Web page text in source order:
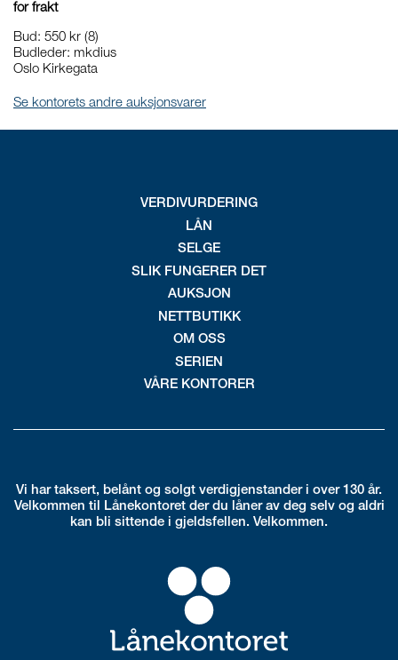
for frakt
Bud: 550 kr (8)
Budleder: mkdius
Oslo Kirkegata
Se kontorets andre auksjonsvarer
VERDIVURDERING
LÅN
SELGE
SLIK FUNGERER DET
AUKSJON
NETTBUTIKK
OM OSS
SERIEN
VÅRE KONTORER
Vi har taksert, belånt og solgt verdigjenstander i over 130 år.
Velkommen til Lånekontoret der du låner av deg selv og aldri
kan bli sittende i gjeldsfellen. Velkommen.